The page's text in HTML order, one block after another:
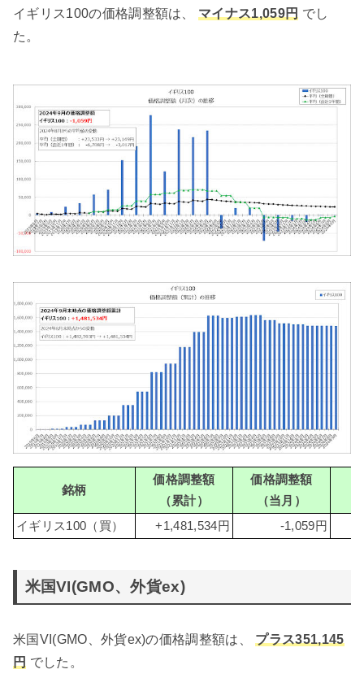
イギリス100の価格調整額は、 マイナス1,059円 でし
た。
銘柄
価格調整額
（累計）
価格調整額
（当月）
イギリス100（買）
+1,481,534円 -1,059円
米国VI(GMO、外貨ex)
米国VI(GMO、外貨ex)の価格調整額は、 プラス351,145
円 でした。